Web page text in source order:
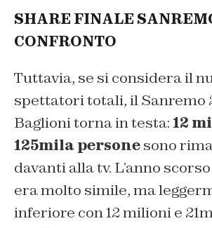
SHARE FINALE
CONFRONTO
Tuttavia, se si considera il
spettatori totali, il Sanremo
Baglioni torna in testa: 12
125mila personesono
davanti alla tv. L’anno
era molto simile, ma
inferiore con 12 milioni e